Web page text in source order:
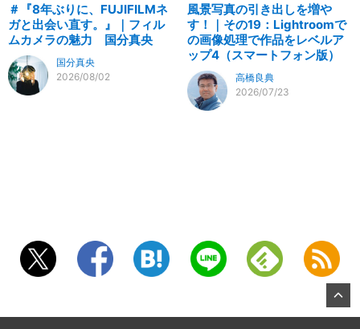
＃『8年ぶりに、FUJIFILMネ
ガと出会い直す。』｜フィル
ムカメラの魅力 国分真央
国分真央
2026/08/02
風景写真の引き出しを増や
す！｜その19：Lightroomで
の画像処理で作品をレベルア
ップ4（スマートフォン版）
高橋良典
2026/07/23